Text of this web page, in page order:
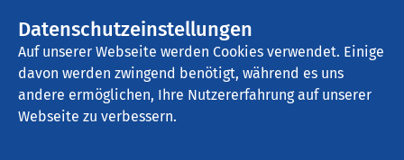
Datenschutzeinstellungen
Auf unserer Webseite werden Cookies verwendet. Einige
davon werden zwingend benötigt, während es uns
andere ermöglichen, Ihre Nutzererfahrung auf unserer
Webseite zu verbessern.
AMEOS Poliklinikum Calbe